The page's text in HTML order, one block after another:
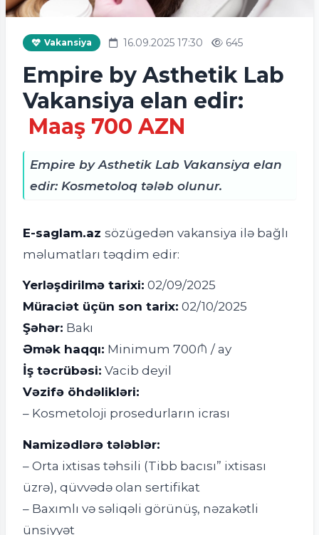
Vakansiya 16.09.2025 17:30 645
Empire by Asthetik Lab
Vakansiya elan edir:
Maaş 700 AZN
Empire by Asthetik Lab Vakansiya elan
edir: Kosmetoloq tələb olunur.
E-saglam.az sözügedən vakansiya ilə bağlı
məlumatları təqdim edir:
Yerləşdirilmə tarixi: 02/09/2025
Müraciət üçün son tarix: 02/10/2025
Şəhər: Bakı
Əmək haqqı: Minimum 700₼ / ay
İş təcrübəsi: Vacib deyil
Vəzifə öhdəlikləri:
– Kosmetoloji prosedurların icrası
Namizədlərə tələblər:
– Orta ixtisas təhsili (Tibb bacısı” ixtisası
üzrə), qüvvədə olan sertifikat
– Baxımlı və səliqəli görünüş, nəzakətli
ünsiyyət